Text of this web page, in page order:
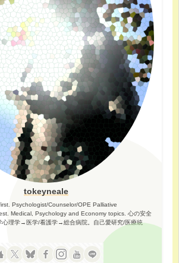
tokeyneale
Psychologist/Counselor/OPE Palliative
Medical, Psychology and Economy topics. 心の安全
心理学→医学/看護学→総合病院。自己愛研究/医療統